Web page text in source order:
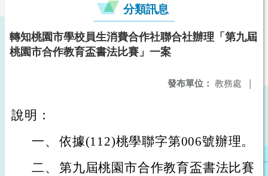
分類訊息
轉知桃園市學校員生消費合作社聯合社辦理「第九屆
桃園市合作教育盃書法比賽」一案
發布單位： 教務處 |
說明：
一、 依據(112)桃學聯字第006號辦理。
二、 第九屆桃園市合作教育盃書法比賽